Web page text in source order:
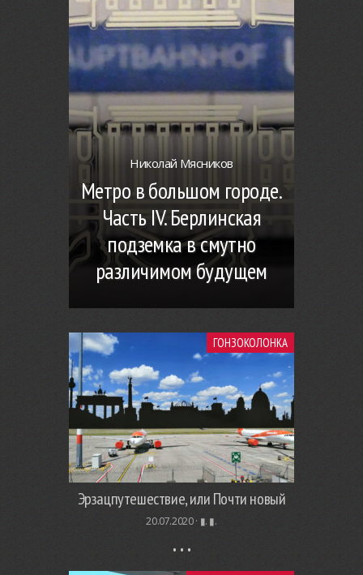
Николай Мясников
Метро в большом городе.
Часть IV. Берлинская
подземка в смутно
различимом будущем
ГОНЗОКОЛОНКА
Эрзацпутешествие, или Почти новый
20.07.2020 · ▮. ▮.